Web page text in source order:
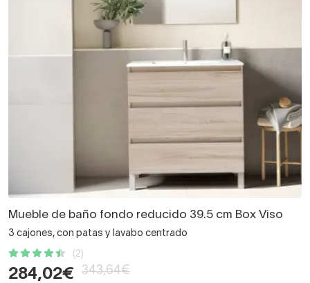
Mueble de baño fondo reducido 39.5 cm Box Viso
3 cajones, con patas y lavabo centrado
(2)
284,02€ 343,64€